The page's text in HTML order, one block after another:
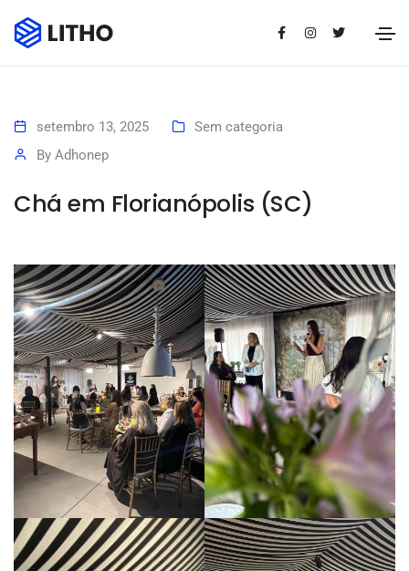
setembro 13, 2025
Sem categoria
By Adhonep
Chá em Florianópolis (SC)